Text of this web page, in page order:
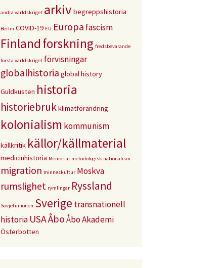
andra världskriget arkiv begreppshistoria
Berlin COVID-19 EU Europa fascism
Finlandforskning fredsbevarande
första världskriget förvisningar
globalhistoria global history
Guldkusten historia
historiebrukklimatförändring
kolonialism kommunism
källkritik källor/källmaterial
medicinhistoria Memorial metodologisk nationalism
migration minneskultur Moskva
rumslighet rymlingar Ryssland
Sovjetunionen Sverige transnationell
historia USAÅboÅbo Akademi
Österbotten